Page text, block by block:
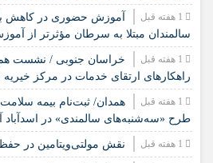
آموزش حضوری در کاهش
سالمندان مبتلا به سرطان مؤثرتر از
خراسان جنوبی / نشست
راهکارهای ارتقای خدمات در مرکز خیریه
همدان/ ثبت‌نام بیمه
طرح «سه‌شنبه‌های سالمندی» در اسدآباد
نقش مولتی‌ویتامین در